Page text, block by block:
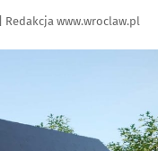
Autor:
Redakcja www.wroclaw.pl